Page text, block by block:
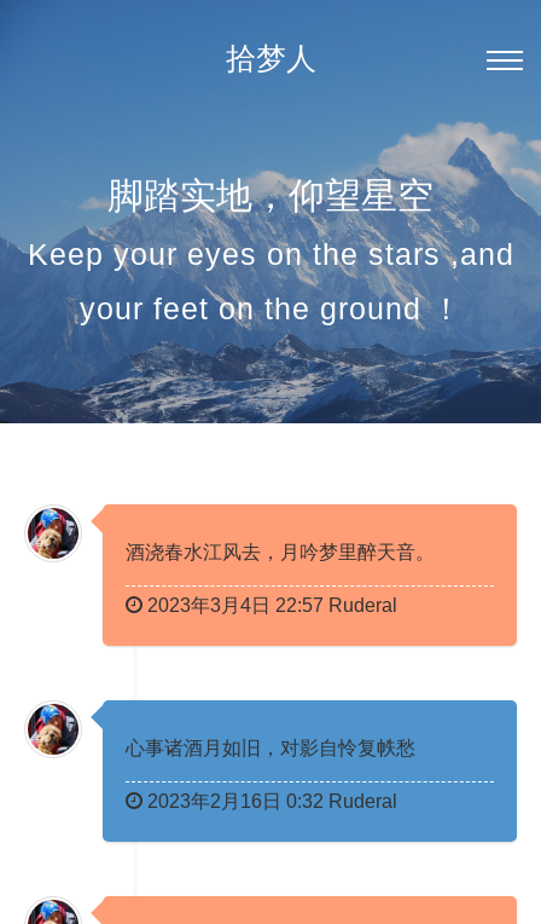
拾梦人
脚踏实地，仰望星空
Keep your eyes on the stars ,and
your feet on the ground ！
酒浇春水江风去，月吟梦里醉天音。 ​​​
2023年3月4日 22:57 Ruderal
心事诸酒月如旧，对影自怜复帙愁 ​​​
2023年2月16日 0:32 Ruderal